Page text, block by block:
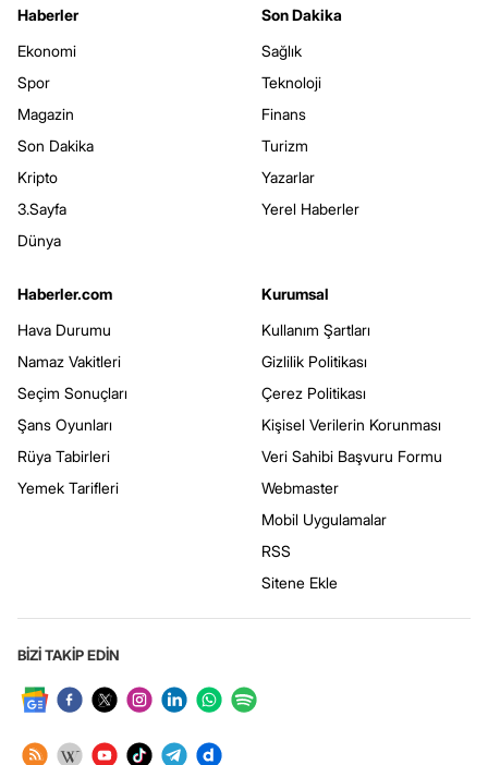
Haberler
Ekonomi
Spor
Magazin
Son Dakika
Kripto
3.Sayfa
Dünya
Son Dakika
Sağlık
Teknoloji
Finans
Turizm
Yazarlar
Yerel Haberler
Haberler.com
Hava Durumu
Namaz Vakitleri
Seçim Sonuçları
Şans Oyunları
Rüya Tabirleri
Yemek Tarifleri
Kurumsal
Kullanım Şartları
Gizlilik Politikası
Çerez Politikası
Kişisel Verilerin Korunması
Veri Sahibi Başvuru Formu
Webmaster
Mobil Uygulamalar
RSS
Sitene Ekle
BİZİ TAKİP EDİN